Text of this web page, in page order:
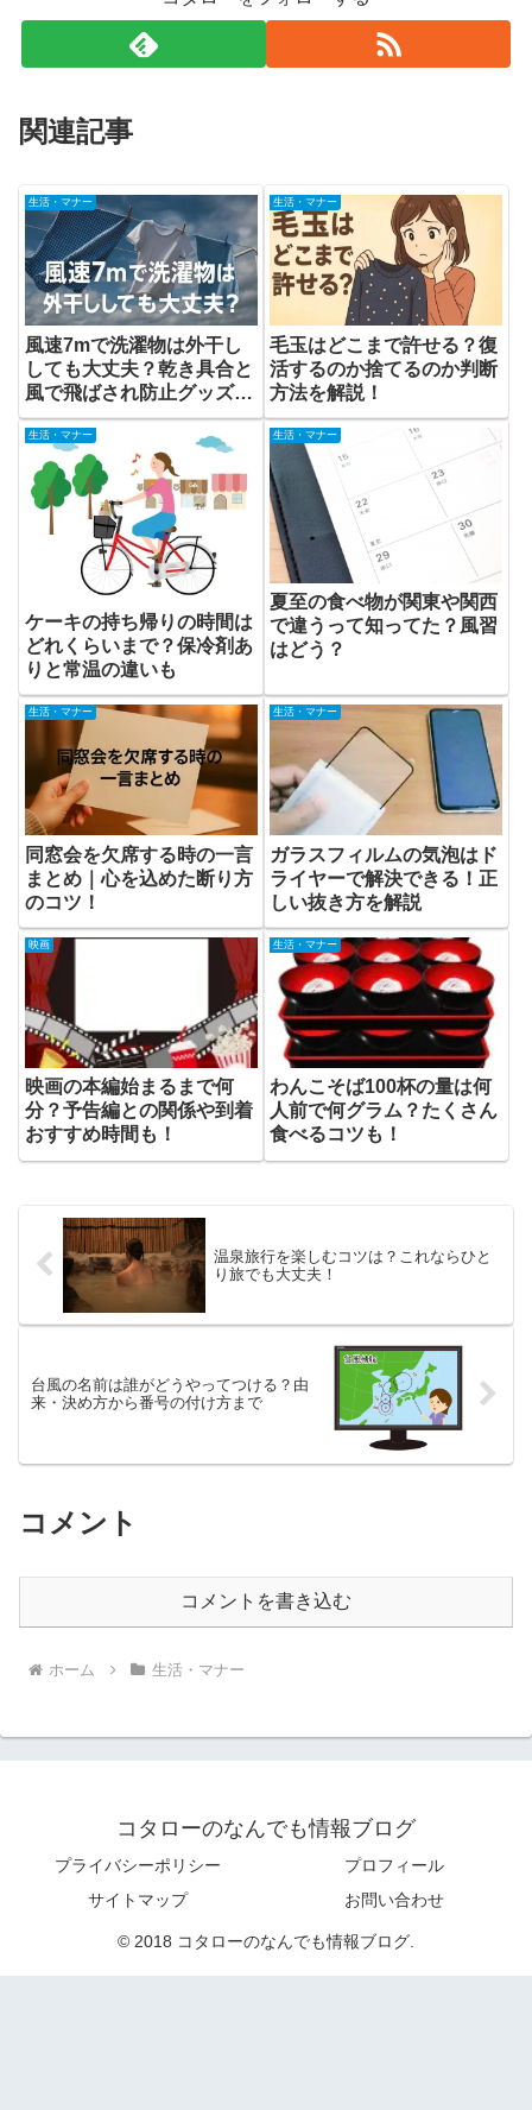
関連記事
生活・マナー
風速7mで洗濯物は外干し
しても大丈夫？乾き具合と
風で飛ばされ防止グッズな
ど
生活・マナー
毛玉はどこまで許せる？復
活するのか捨てるのか判断
方法を解説！
生活・マナー
ケーキの持ち帰りの時間は
どれくらいまで？保冷剤あ
りと常温の違いも
生活・マナー
夏至の食べ物が関東や関西
で違うって知ってた？風習
はどう？
生活・マナー
同窓会を欠席する時の一言
まとめ｜心を込めた断り方
のコツ！
生活・マナー
ガラスフィルムの気泡はド
ライヤーで解決できる！正
しい抜き方を解説
映画
映画の本編始まるまで何
分？予告編との関係や到着
おすすめ時間も！
生活・マナー
わんこそば100杯の量は何
人前で何グラム？たくさん
食べるコツも！
温泉旅行を楽しむコツは？これならひと
り旅でも大丈夫！
台風の名前は誰がどうやってつける？由
来・決め方から番号の付け方まで
コメント
コメントを書き込む
ホーム 生活・マナー
コタローのなんでも情報ブログ
プライバシーポリシー
プロフィール
サイトマップ
お問い合わせ
© 2018 コタローのなんでも情報ブログ.